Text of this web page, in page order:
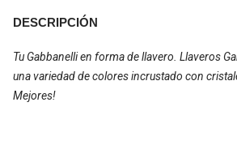
DESCRIPCIÓN
Tu Gabbanelli en forma de llavero. Llaveros
una variedad de colores incrustado con
Mejores!